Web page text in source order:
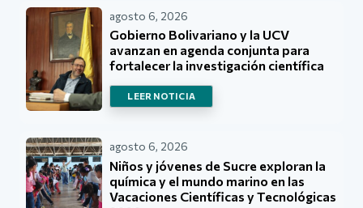
agosto 6, 2026
Gobierno Bolivariano y la UCV
avanzan en agenda conjunta para
fortalecer la investigación científica
LEER NOTICIA
agosto 6, 2026
Niños y jóvenes de Sucre exploran la
química y el mundo marino en las
Vacaciones Científicas y Tecnológicas